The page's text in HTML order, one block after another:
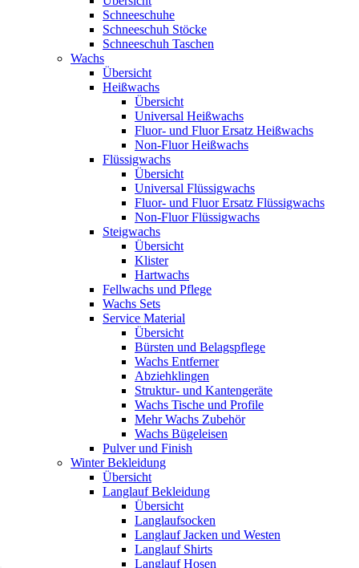
Schneeschuhe
Schneeschuh Stöcke
Schneeschuh Taschen
Wachs
Übersicht
Heißwachs
Übersicht
Universal Heißwachs
Fluor- und Fluor Ersatz Heißwachs
Non-Fluor Heißwachs
Flüssigwachs
Übersicht
Universal Flüssigwachs
Fluor- und Fluor Ersatz Flüssigwachs
Non-Fluor Flüssigwachs
Steigwachs
Übersicht
Klister
Hartwachs
Fellwachs und Pflege
Wachs Sets
Service Material
Übersicht
Bürsten und Belagspflege
Wachs Entferner
Abziehklingen
Struktur- und Kantengeräte
Wachs Tische und Profile
Mehr Wachs Zubehör
Wachs Bügeleisen
Pulver und Finish
Winter Bekleidung
Übersicht
Langlauf Bekleidung
Übersicht
Langlaufsocken
Langlauf Jacken und Westen
Langlauf Shirts
Langlauf Hosen